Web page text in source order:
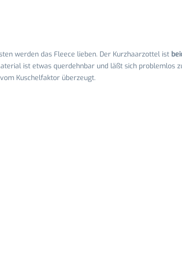
werden das Fleece lieben. Der Kurzhaarzottel ist
ist etwas querdehnbar und läßt sich problemlos
Kuschelfaktor überzeugt.